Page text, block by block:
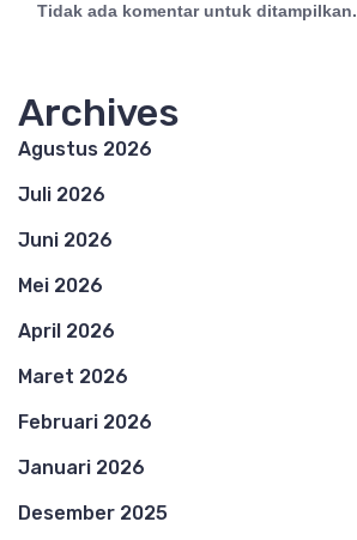
Tidak ada komentar untuk ditampilkan.
Archives
Agustus 2026
Juli 2026
Juni 2026
Mei 2026
April 2026
Maret 2026
Februari 2026
Januari 2026
Desember 2025